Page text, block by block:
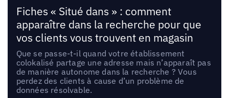
Fiches « Situé dans » : comment
apparaître dans la recherche pour que
vos clients vous trouvent en magasin
Que se passe-t-il quand votre établissement
colokalisé partage une adresse mais n’apparaît pas
de manière autonome dans la recherche ? Vous
perdez des clients à cause d’un problème de
données résolvable.